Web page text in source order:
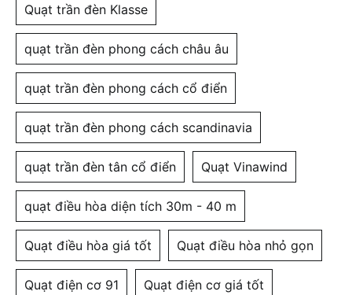
Quạt trần đèn Klasse
quạt trần đèn phong cách châu âu
quạt trần đèn phong cách cổ điển
quạt trần đèn phong cách scandinavia
quạt trần đèn tân cổ điển Quạt Vinawind
quạt điều hòa diện tích 30m - 40 m
Quạt điều hòa giá tốt Quạt điều hòa nhỏ gọn
Quạt điện cơ 91 Quạt điện cơ giá tốt